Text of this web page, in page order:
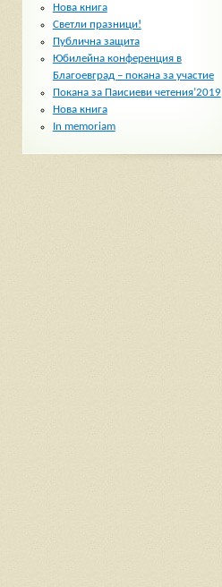
Нова книга
Светли празници!
Публична защита
Юбилейна конференция в
Благоевград – покана за участие
Покана за Паисиеви четения’2019
Нова книга
In memoriam